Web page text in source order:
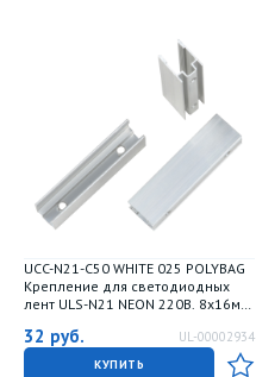
UCC-N21-C50 WHITE 025 POLYBAG
Крепление для светодиодных
лент ULS-N21 NEON 220В. 8x16мм.
Uniel
32 руб. UL-00002934
КУПИТЬ